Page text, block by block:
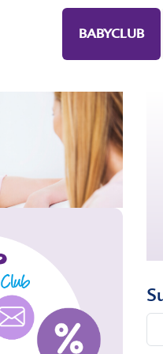
BABYCLUB